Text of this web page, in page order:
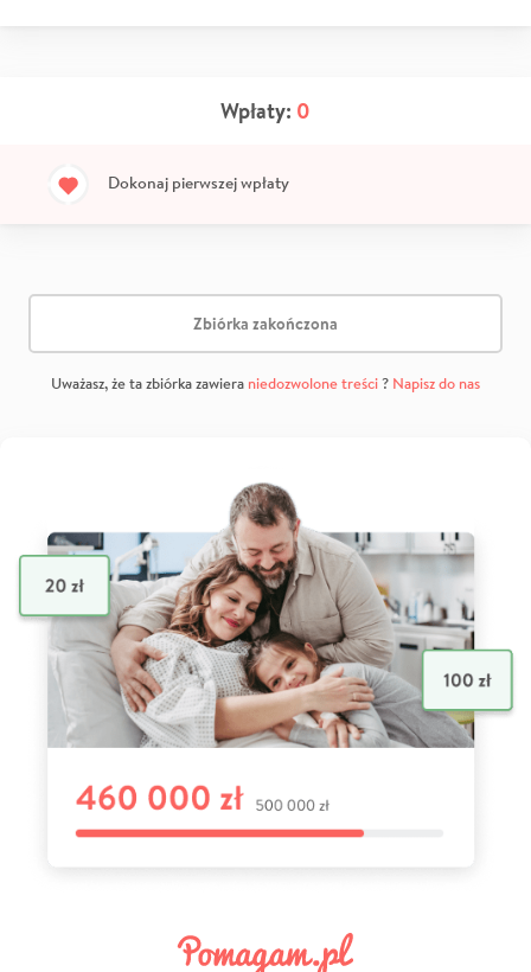
Wpłaty: 0
Dokonaj pierwszej wpłaty
Zbiórka zakończona
Uważasz, że ta zbiórka zawiera niedozwolone treści? Napisz do nas